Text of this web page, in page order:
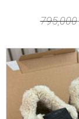
795,000